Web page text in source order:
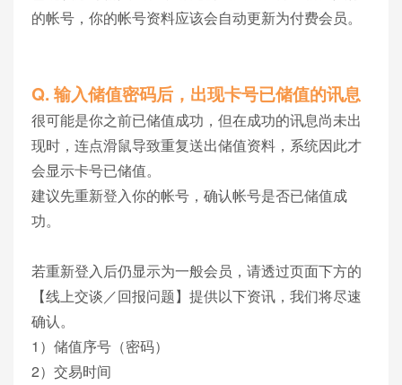
的帐号，你的帐号资料应该会自动更新为付费会员。
Q. 输入储值密码后，出现卡号已储值的讯息
很可能是你之前已储值成功，但在成功的讯息尚未出
现时，连点滑鼠导致重复送出储值资料，系统因此才
会显示卡号已储值。
建议先重新登入你的帐号，确认帐号是否已储值成
功。
若重新登入后仍显示为一般会员，请透过页面下方的
【线上交谈／回报问题】提供以下资讯，我们将尽速
确认。
1）储值序号（密码）
2）交易时间